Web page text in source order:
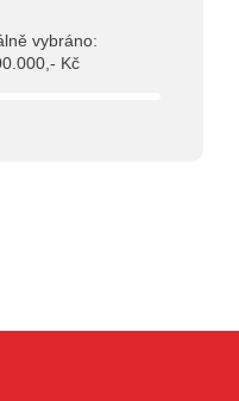
vybráno:
Kč